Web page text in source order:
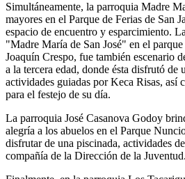
Simultáneamente, la parroquia Madre
mayores en el Parque de Ferias de San
espacio de encuentro y esparcimiento.
"Madre María de San José" en el
Joaquín Crespo, fue también escenario
a la tercera edad, donde ésta disfrutó de
actividades guiadas por Keca Risas, así
para el festejo de su día.
La parroquia José Casanova Godoy
alegría a los abuelos en el Parque
disfrutar de una piscinada, actividades
compañía de la Dirección de la Juventud.